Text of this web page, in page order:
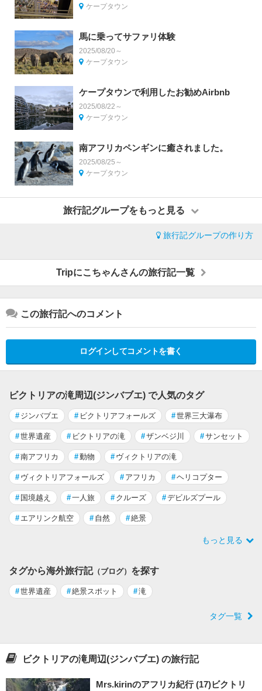
ケープタウン
馬に乗ってサファリ体験
2025/08/20～
ケープタウン
ケープタウンで利用したお勧めAirbnb
2025/08/22～
ケープタウン
南アフリカペンギンに癒されました。
2025/08/25～
ケープタウン
旅行記グループをもっと見る
旅行記グループの作り方
Tripにこちゃんさんの旅行記一覧
この旅行記へのコメント
ログインしてコメントを書く
ビクトリアの滝周辺(ジンバブエ) で人気のタグ
# ジンバブエ # ビクトリアフォールズ #世界三大瀑布
#世界遺産 # ビクトリアの滝 #ザンベジ川 #サンセット
#南アフリカ #動物 # ヴィクトリアの滝
# ヴィクトリアフォールズ # アフリカ #ヘリコプター
# 国境越え #一人旅 # クルーズ #デビルズプール
# エアリンク航空 # 自然 #絶景
もっと見る
タグから海外旅行記（ブログ） を探す
#世界遺産 #絶景スポット #滝
タグ一覧
ビクトリアの滝周辺(ジンバブエ) の旅行記
Mrs.kirinのアフリカ紀行 (17)ビクトリ